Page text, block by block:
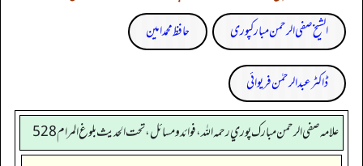
الشیخ صفی الرحمن مبارکپوری
حافظ محمد امین
ڈاکٹر عبدالرحمٰن فریوائی
علامه صفي الرحمن مبارك پوري رحمه الله، فوائد و مسائل، تحت الحديث بلوغ المرام 528